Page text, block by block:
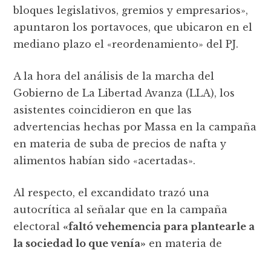
bloques legislativos, gremios y empresarios»,
apuntaron los portavoces, que ubicaron en el
mediano plazo el «reordenamiento» del PJ.
A la hora del análisis de la marcha del
Gobierno de La Libertad Avanza (LLA), los
asistentes coincidieron en que las
advertencias hechas por Massa en la campaña
en materia de suba de precios de nafta y
alimentos habían sido «acertadas».
Al respecto, el excandidato trazó una
autocrítica al señalar que en la campaña
electoral «faltó vehemencia para plantearle a
la sociedad lo que venía» en materia de